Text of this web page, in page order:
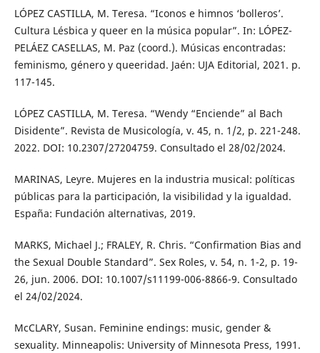
LÓPEZ CASTILLA, M. Teresa. “Iconos e himnos ‘bolleros’.
Cultura Lésbica y queer en la música popular”. In: LÓPEZ-
PELÁEZ CASELLAS, M. Paz (coord.). Músicas encontradas:
feminismo, género y queeridad. Jaén: UJA Editorial, 2021. p.
117-145.
LÓPEZ CASTILLA, M. Teresa. “Wendy “Enciende” al Bach
Disidente”. Revista de Musicología, v. 45, n. 1/2, p. 221-248.
2022. DOI: 10.2307/27204759. Consultado el 28/02/2024.
MARINAS, Leyre. Mujeres en la industria musical: políticas
públicas para la participación, la visibilidad y la igualdad.
España: Fundación alternativas, 2019.
MARKS, Michael J.; FRALEY, R. Chris. “Confirmation Bias and
the Sexual Double Standard”. Sex Roles, v. 54, n. 1-2, p. 19-
26, jun. 2006. DOI: 10.1007/s11199-006-8866-9. Consultado
el 24/02/2024.
McCLARY, Susan. Feminine endings: music, gender &
sexuality. Minneapolis: University of Minnesota Press, 1991.